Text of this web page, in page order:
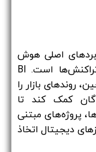
اصلی هوش
تجاری در بلاک‌چین، تحلیل داده‌های تراکنش‌ها است. BI
روندهای بازار را
کمک کند تا
پروژه‌های مبتنی
دیجیتال اتخاذ